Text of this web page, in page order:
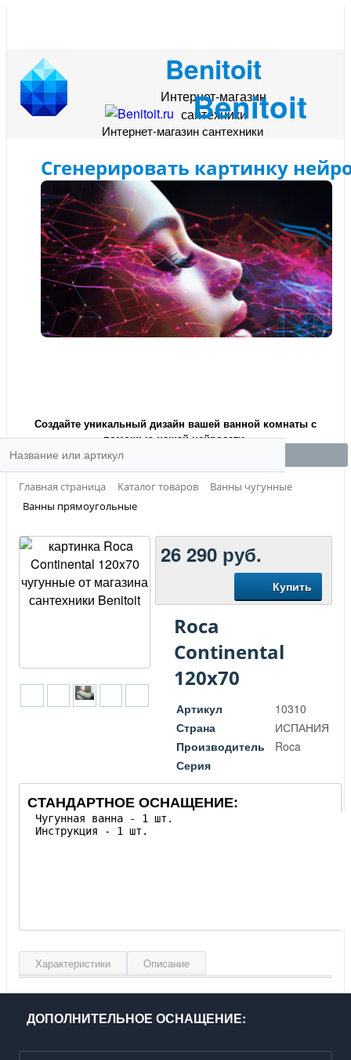
Benitoit
Интернет-магазин
сантехники
Benitoit
Интернет-магазин сантехники
Сгенерировать картинку
Создайте уникальный дизайн вашей ванной комнаты с
помощью нашей нейросети.
Главная страница Каталог товаров
Ванны чугунные
Ванны прямоугольные
26 290 руб.
Купить
Roca
Continental
120x70
Артикул
10310
Страна
ИСПАНИЯ
Производитель
Roca
Серия
СТАНДАРТНОЕ ОСНАЩЕНИЕ:
Характеристики Описание
Глубина, см 39
ДОПОЛНИТЕЛЬНОЕ ОСНАЩЕНИЕ: